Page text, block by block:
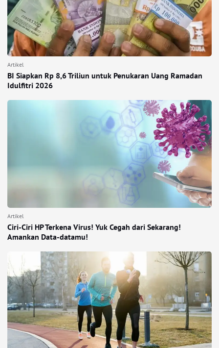
Artikel
BI Siapkan Rp 8,6 Triliun untuk Penukaran Uang Ramadan
Idulfitri 2026
Artikel
Ciri-Ciri HP Terkena Virus! Yuk Cegah dari Sekarang!
Amankan Data-datamu!